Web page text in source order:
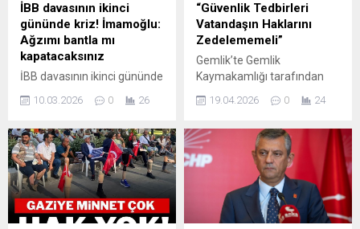
İBB davasının ikinci
gününde kriz! İmamoğlu:
Ağzımı bantla mı
kapatacaksınız
İBB davasının ikinci gününde
“sandalye ve jandarma”
krizleri yaşandı. Kürsü önüne
çevresindeki jandarmalara
tepki gösteren Ekrem
İmamoğlu, “Kimin önünü
kesiyorsunuz, ağzımı bantla
mı kapatacaksınız” dedi.
İddianame için “iftiraname”
10.03.2026 0 26
“Güvenlik Tedbirleri
Vatandaşın Haklarını
Zedelememeli”
Gemlik’te Gemlik
Kaymakamlığı tarafından
19–25 Nisan tarihleri
arasında ilan edilen toplantı
toplumsal çevrelerde
tartışma yaratmaya devam
ediyor. Konuya ilişkin
kapsamlı bir açıklama yapan
İYİ Parti Gemlik İlçe Başkanı
Orhan Karaduman, alınan
19.04.2026 0 24